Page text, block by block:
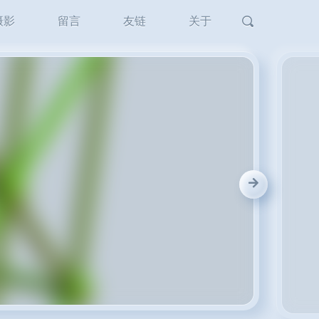
影 留言 友链 关于